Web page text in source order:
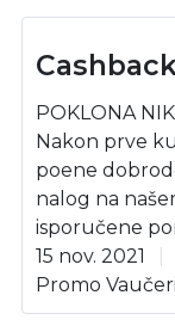
POKLONA
Nakon prve
poene
nalog na
isporučene
15 nov. 2021
Promo